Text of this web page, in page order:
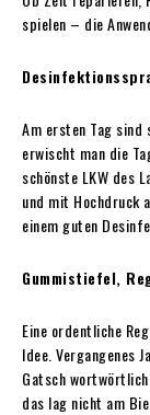
spielen – die
Am ersten Tag sind
erwischt man die
schönste LKW des
und mit Hochdruck
einem guten
Gummistiefel,
Eine ordentliche
Idee. Vergangenes
Gatsch
das lag nicht am